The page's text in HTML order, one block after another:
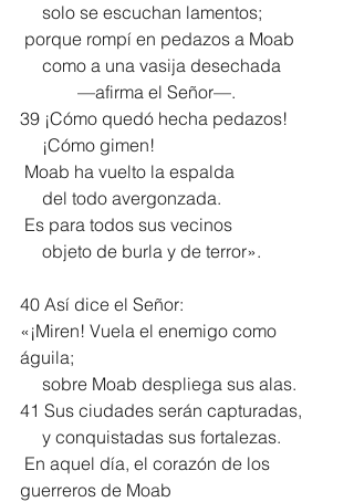
     solo se escuchan lamentos;
porque rompí en pedazos a Moab
     como a una vasija desechada
             —afirma el Señor—.
39 ¡Cómo quedó hecha pedazos!
     ¡Cómo gimen!
Moab ha vuelto la espalda
     del todo avergonzada.
Es para todos sus vecinos
     objeto de burla y de terror».
40 Así dice el Señor:
«¡Miren! Vuela el enemigo como
águila;
     sobre Moab despliega sus alas.
41 Sus ciudades serán capturadas,
     y conquistadas sus fortalezas.
guerreros de Moab